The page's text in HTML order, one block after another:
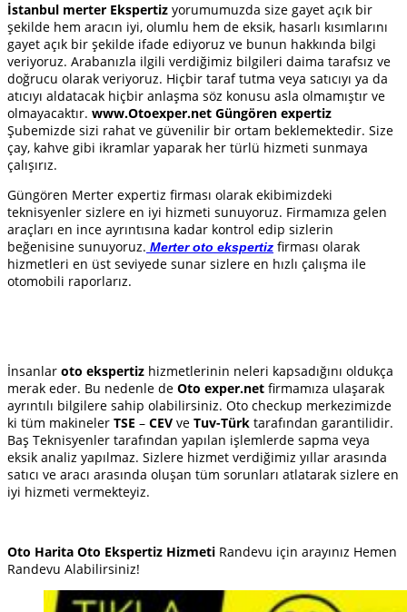
İstanbul merter Ekspertiz yorumumuzda size gayet açık bir
şekilde hem aracın iyi, olumlu hem de eksik, hasarlı kısımlarını
gayet açık bir şekilde ifade ediyoruz ve bunun hakkında bilgi
veriyoruz. Arabanızla ilgili verdiğimiz bilgileri daima tarafsız ve
doğrucu olarak veriyoruz. Hiçbir taraf tutma veya satıcıyı ya da
atıcıyı aldatacak hiçbir anlaşma söz konusu asla olmamıştır ve
olmayacaktır. www.Otoexper.net Güngören expertiz
Şubemizde sizi rahat ve güvenilir bir ortam beklemektedir. Size
çay, kahve gibi ikramlar yaparak her türlü hizmeti sunmaya
çalışırız.
Güngören Merter expertiz firması olarak ekibimizdeki
teknisyenler sizlere en iyi hizmeti sunuyoruz. Firmamıza gelen
araçları en ince ayrıntısına kadar kontrol edip sizlerin
beğenisine sunuyoruz. Merter oto ekspertiz firması olarak
hizmetleri en üst seviyede sunar sizlere en hızlı çalışma ile
otomobili raporlarız.
İnsanlar oto ekspertiz hizmetlerinin neleri kapsadığını oldukça
merak eder. Bu nedenle de Oto exper.net firmamıza ulaşarak
ayrıntılı bilgilere sahip olabilirsiniz. Oto checkup merkezimizde
ki tüm makineler TSE – CEV ve Tuv-Türk tarafından garantilidir.
Baş Teknisyenler tarafından yapılan işlemlerde sapma veya
eksik analiz yapılmaz. Sizlere hizmet verdiğimiz yıllar arasında
satıcı ve aracı arasında oluşan tüm sorunları atlatarak sizlere en
iyi hizmeti vermekteyiz.
Oto Harita Oto Ekspertiz Hizmeti Randevu için arayınız Hemen
Randevu Alabilirsiniz!